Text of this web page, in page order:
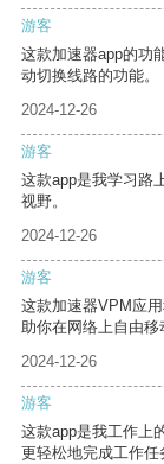
游客
这款加速器app的功
动切换线路的功能。
2024-12-26
游客
这款app是我学习路
视野。
2024-12-26
游客
这款加速器VPM应
助你在网络上自由移
2024-12-26
游客
这款app是我工作上
更轻松地完成工作任